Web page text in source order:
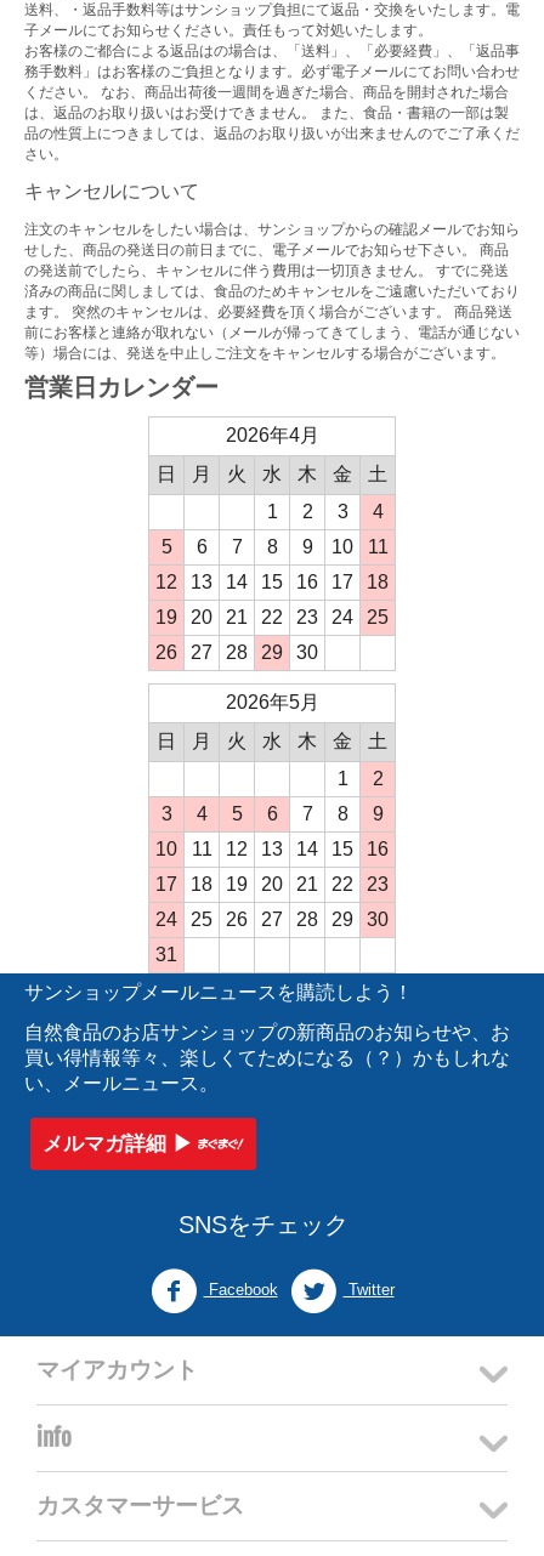
送料、・返品手数料等はサンショップ負担にて返品・交換をいたします。電
子メールにてお知らせください。責任もって対処いたします。
お客様のご都合による返品はの場合は、「送料」、「必要経費」、「返品事
務手数料」はお客様のご負担となります。必ず電子メールにてお問い合わせ
ください。 なお、商品出荷後一週間を過ぎた場合、商品を開封された場合
は、返品のお取り扱いはお受けできません。 また、食品・書籍の一部は製
品の性質上につきましては、返品のお取り扱いが出来ませんのでご了承くだ
さい。
キャンセルについて
注文のキャンセルをしたい場合は、サンショップからの確認メールでお知ら
せした、商品の発送日の前日までに、電子メールでお知らせ下さい。 商品
の発送前でしたら、キャンセルに伴う費用は一切頂きません。 すでに発送
済みの商品に関しましては、食品のためキャンセルをご遠慮いただいており
ます。 突然のキャンセルは、必要経費を頂く場合がございます。 商品発送
前にお客様と連絡が取れない（メールが帰ってきてしまう、電話が通じない
等）場合には、発送を中止しご注文をキャンセルする場合がございます。
営業日カレンダー
2026年4月
日
月 火 水 木 金
土
1
2 3
4
5
6 7 8 9 10
11
12
13 14 15 16 17
18
19
20 21 22 23 24
25
26
27 28 29 30
2026年5月
日
月 火 水 木 金
土
1
2
3
4 5 6 7 8
9
10
11 12 13 14 15
16
17
18 19 20 21 22
23
24
25 26 27 28 29
30
31
サンショップメールニュースを購読しよう！
自然食品のお店サンショップの新商品のお知らせや、お
買い得情報等々、楽しくてためになる（？）かもしれな
い、メールニュース。
メルマガ詳細 ▶︎
SNSをチェック
Facebook Twitter
マイアカウント
info
カスタマーサービス